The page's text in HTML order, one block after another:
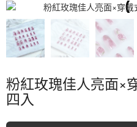
穿戴式/手指甲片
粉紅玫瑰佳人亮面×
四入